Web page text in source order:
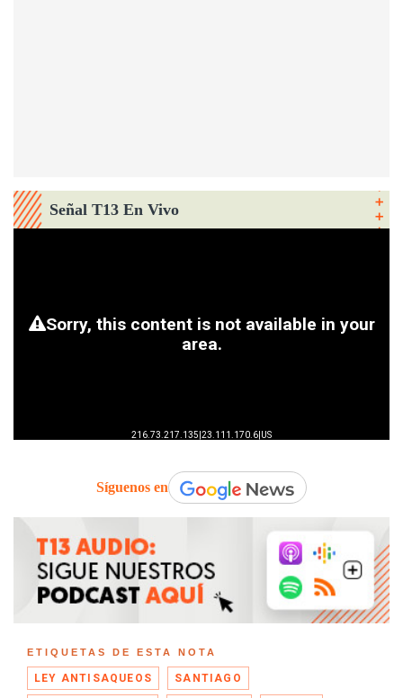
Señal T13 En Vivo
Síguenos en
ETIQUETAS DE ESTA NOTA
LEY ANTISAQUEOS SANTIAGO